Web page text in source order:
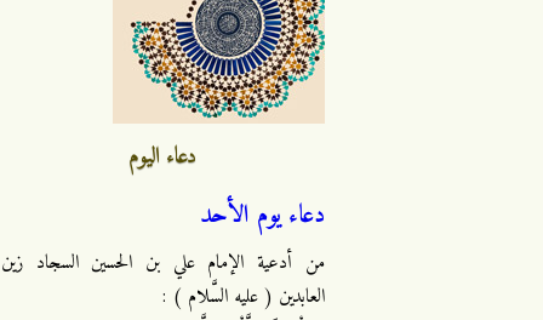
دعاء اليوم
دعاء يوم الأحد
من أدعية الإمام علي بن الحسين السجاد زين
العابدين ( عليه السَّلام ) :